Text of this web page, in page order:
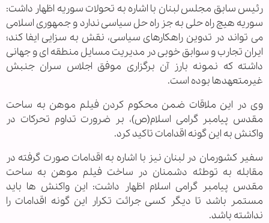
رئیس سابق مجلس لبنان با اشاره به تحولات سوریه اظهار داشت:
سوریه هیچ راه حلی به جز راه حل سیاسی ندارد و جمهوری اسلامی
می تواند در تدوین راهکارهای سیاسی، نقش به سزایی ایفا کند؛
ایران تجارب و سوابق خوبی در مدیریت مسایل منطقه ای و جهانی
داشته که نمونه بارز آن برگزاری موفق اجلاس سران جنبش
غیرمتعهدها بوده است.
وی در این ملاقات ضمن محکوم کردن فیلم موهن به ساحت
مقدس پیامبر گرامی اسلام(ص)، بر ضرورت تداوم تحرکات در
واکنش به این گونه اقدامات تاکید کرد.
سفیر کشورمان در لبنان نیز با اشاره به اقدامات صورت گرفته در
مقابله به توطئه دشمنان در ساخت فیلم موهن به ساحت
مقدس پیامبر گرامی اسلام اظهار داشت: این واکنش ها باید
مستمر باشد تا دیگر کسی جرائت تکرار این گونه اقدامات را
نداشته باشد.